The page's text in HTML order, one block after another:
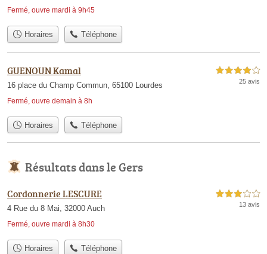
Fermé, ouvre mardi à 9h45
Horaires Téléphone
GUENOUN Kamal
16 place du Champ Commun, 65100 Lourdes
Fermé, ouvre demain à 8h
4,0 étoiles sur 5
25 avis
Horaires Téléphone
Résultats dans le Gers
Cordonnerie LESCURE
4 Rue du 8 Mai, 32000 Auch
Fermé, ouvre mardi à 8h30
3,0 étoiles sur 5
13 avis
Horaires Téléphone